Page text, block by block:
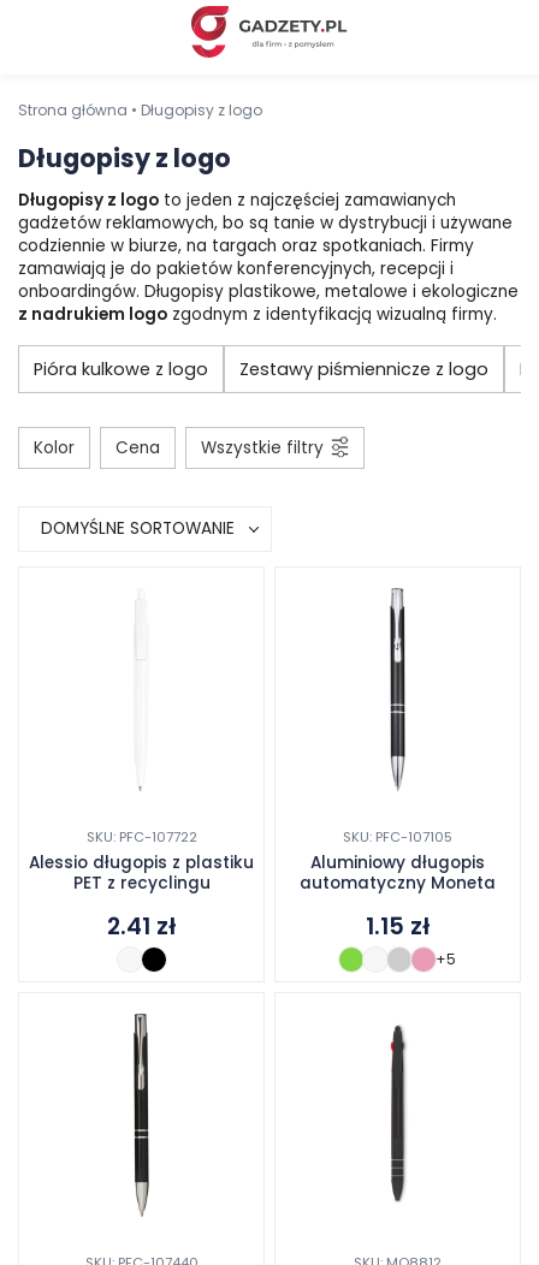
Strona główna • Długopisy z logo
Długopisy z logo
Długopisy z logo to jeden z najczęściej zamawianych
gadżetów reklamowych, bo są tanie w dystrybucji i używane
codziennie w biurze, na targach oraz spotkaniach. Firmy
zamawiają je do pakietów konferencyjnych, recepcji i
onboardingów. Długopisy plastikowe, metalowe i ekologiczne
z nadrukiem logo zgodnym z identyfikacją wizualną firmy.
Pióra kulkowe z logo Zestawy piśmiennicze z logo
Kolor Cena Wszystkie filtry
DOMYŚLNE SORTOWANIE
SKU: PFC-107722
Alessio długopis z plastiku
PET z recyclingu
2.41 zł
SKU: PFC-107105
Aluminiowy długopis
automatyczny Moneta
1.15 zł
+5